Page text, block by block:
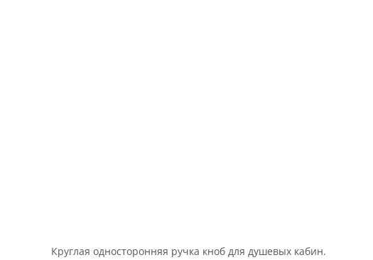
Круглая односторонняя ручка кноб для душевых кабин.